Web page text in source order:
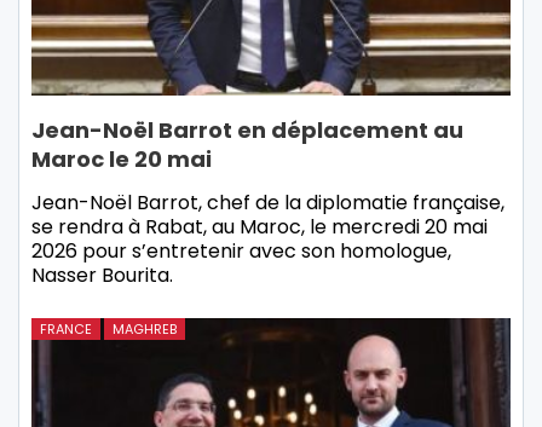
Jean-Noël Barrot en déplacement au
Maroc le 20 mai
Jean-Noël Barrot, chef de la diplomatie française,
se rendra à Rabat, au Maroc, le mercredi 20 mai
2026 pour s’entretenir avec son homologue,
Nasser Bourita.
FRANCE MAGHREB